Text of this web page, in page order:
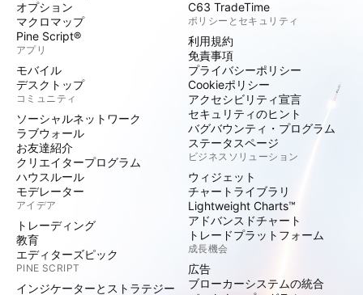
オプション
マクロマップ
Pine Script®
アプリ
モバイル
デスクトップ
コミュニティ
ソーシャルネットワーク
ラブウォール
お友達紹介
クリエイタープログラム
ハウスルール
モデレーター
アイデア
トレーディング
教育
エディターズピック
PINE SCRIPT
インジケーターとストラテジー
C63 TradeTime
ポリシーとセキュリティ
利用規約
免責事項
プライバシーポリシー
Cookieポリシー
アクセシビリティ宣言
セキュリティのヒント
バグバウンティ・プログラム
ステータスページ
ビジネスソリューション
ウィジェット
チャートライブラリ
Lightweight Charts™
アドバンスドチャート
トレードプラットフォーム
成長機会
広告
ブローカーシステムの統合